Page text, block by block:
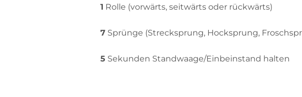
1 Rolle (vorwärts, seitwärts oder rückwärts)
7 Sprünge (Strecksprung, Hocksprung,
5 Sekunden Standwaage/Einbeinstand halten